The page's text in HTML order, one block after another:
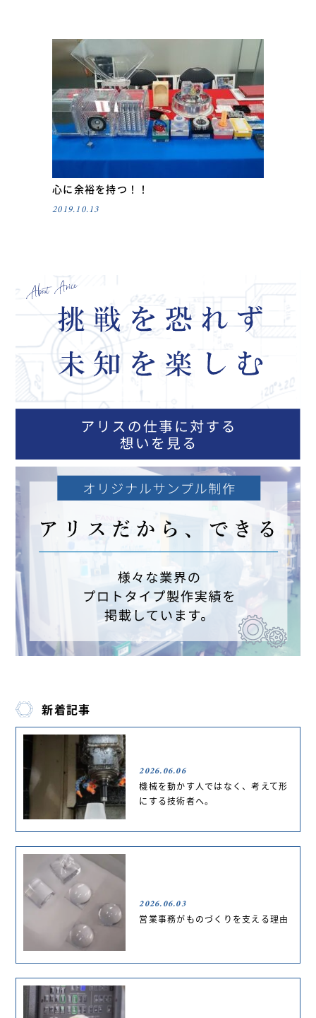
心に余裕を持つ！！
2019.10.13
新着記事
2026.06.06
機械を動かす人ではなく、考えて形
にする技術者へ。
2026.06.03
営業事務がものづくりを支える理由